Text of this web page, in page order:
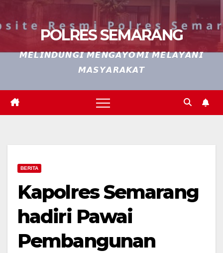
POLRES SEMARANG
𝙈𝙀𝙇𝙄𝙉𝘿𝙐𝙉𝙂𝙄 𝙈𝙀𝙉𝙂𝘼𝙔𝙊𝙈𝙄 𝙈𝙀𝙇𝘼𝙔𝘼𝙉𝙄
𝙈𝘼𝙎𝙔𝘼𝙍𝘼𝙆𝘼𝙏
BERITA
Kapolres Semarang
hadiri Pawai
Pembangunan